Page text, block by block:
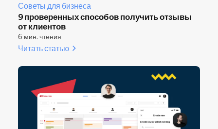
Советы для бизнеса
9 проверенных способов получить отзывы
от клиентов
6 мин. чтения
Читать статью